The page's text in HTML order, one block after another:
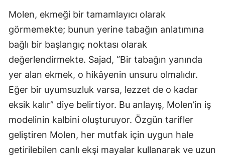
Molen, ekmeği bir tamamlayıcı olarak
görmemekte; bunun yerine tabağın anlatımına
bağlı bir başlangıç noktası olarak
değerlendirmekte. Sajad, “Bir tabağın yanında
yer alan ekmek, o hikâyenin unsuru olmalıdır.
Eğer bir uyumsuzluk varsa, lezzet de o kadar
eksik kalır” diye belirtiyor. Bu anlayış, Molen’in iş
modelinin kalbini oluşturuyor. Özgün tarifler
geliştiren Molen, her mutfak için uygun hale
getirilebilen canlı ekşi mayalar kullanarak ve uzun